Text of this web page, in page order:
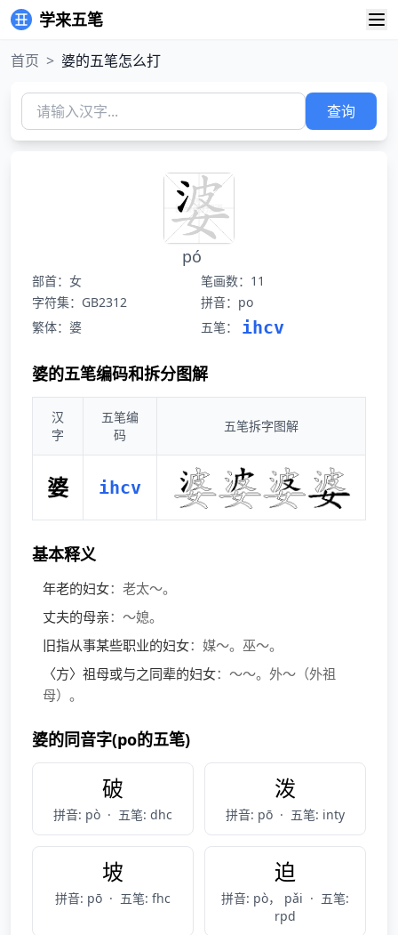
学来五笔
首页 > 婆的五笔怎么打
查询
pó
部首：女
笔画数：11
字符集：GB2312
拼音：po
繁体：婆
五笔： ihcv
婆的五笔编码和拆分图解
汉
字
五笔编
码
五笔拆字图解
婆 ihcv
基本释义
年老的妇女：老太～。
丈夫的母亲：～媳。
旧指从事某些职业的妇女：媒～。巫～。
〈方〉祖母或与之同辈的妇女：～～。外～（外祖
母）。
婆的同音字(po的五笔)
破
拼音: pò · 五笔: dhc
泼
拼音: pō · 五笔: inty
坡
拼音: pō · 五笔: fhc
迫
拼音: pò， pǎi · 五笔:
rpd